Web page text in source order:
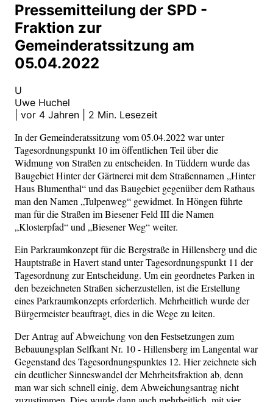
Pressemitteilung der SPD -
Fraktion zur
Gemeinderatssitzung am
05.04.2022
U
Uwe Huchel
vor 4 Jahren 2 Min. Lesezeit
In der Gemeinderatssitzung vom 05.04.2022 war unter
Tagesordnungspunkt 10 im öffentlichen Teil über die
Widmung von Straßen zu entscheiden. In Tüddern wurde das
Baugebiet Hinter der Gärtnerei mit dem Straßennamen „Hinter
Haus Blumenthal“ und das Baugebiet gegenüber dem Rathaus
man den Namen „Tulpenweg“ gewidmet. In Höngen führte
man für die Straßen im Biesener Feld III die Namen
„Klosterpfad“ und „Biesener Weg“ weiter.
Ein Parkraumkonzept für die Bergstraße in Hillensberg und die
Hauptstraße in Havert stand unter Tagesordnungspunkt 11 der
Tagesordnung zur Entscheidung. Um ein geordnetes Parken in
den bezeichneten Straßen sicherzustellen, ist die Erstellung
eines Parkraumkonzepts erforderlich. Mehrheitlich wurde der
Bürgermeister beauftragt, dies in die Wege zu leiten.
Der Antrag auf Abweichung von den Festsetzungen zum
Bebauungsplan Selfkant Nr. 10 - Hillensberg im Langental war
Gegenstand des Tagesordnungspunktes 12. Hier zeichnete sich
ein deutlicher Sinneswandel der Mehrheitsfraktion ab, denn
man war sich schnell einig, dem Abweichungsantrag nicht